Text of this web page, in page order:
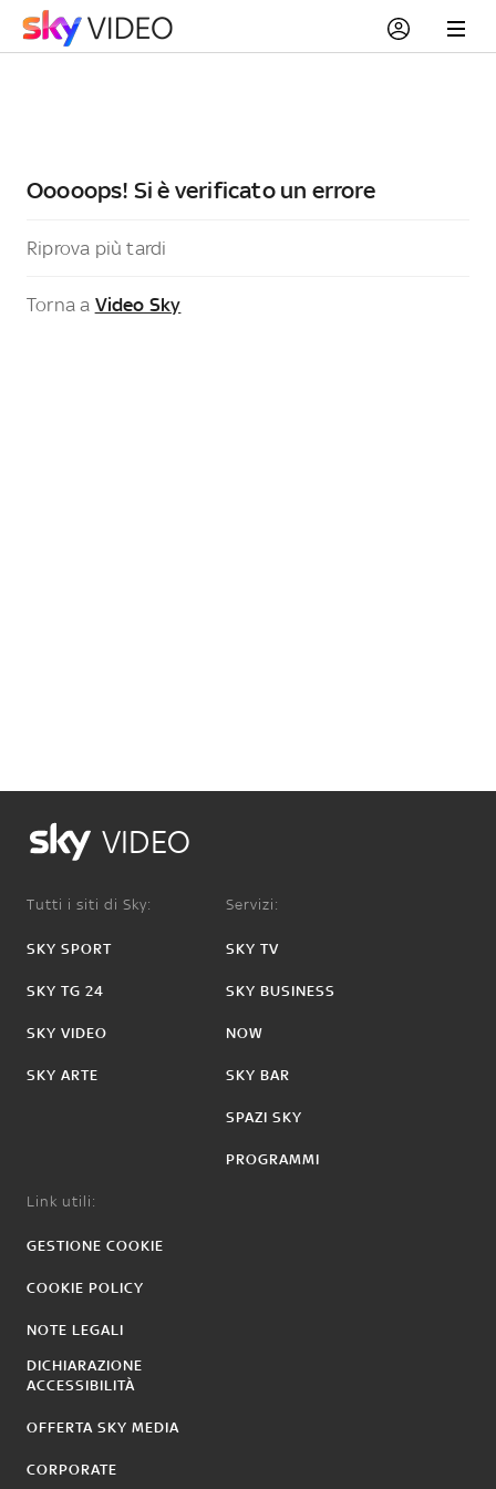
Ooooops! Si è verificato un errore
Riprova più tardi
Torna a Video Sky
VIDEO
Tutti i siti di Sky:
SKY SPORT
SKY TG 24
SKY VIDEO
SKY ARTE
Servizi:
SKY TV
SKY BUSINESS
NOW
SKY BAR
SPAZI SKY
PROGRAMMI
Link utili:
GESTIONE COOKIE
COOKIE POLICY
NOTE LEGALI
DICHIARAZIONE
ACCESSIBILITÀ
OFFERTA SKY MEDIA
CORPORATE